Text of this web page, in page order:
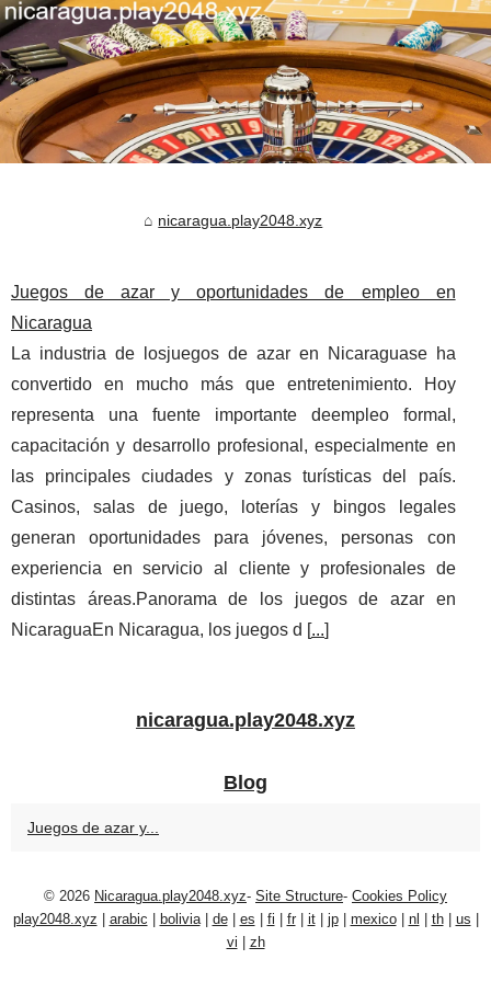
nicaragua.play2048.xyz
Juegos de azar y oportunidades de empleo en
Nicaragua
La industria de losjuegos de azar en Nicaraguase ha
convertido en mucho más que entretenimiento. Hoy
representa una fuente importante deempleo formal,
capacitación y desarrollo profesional, especialmente en
las principales ciudades y zonas turísticas del país.
Casinos, salas de juego, loterías y bingos legales
generan oportunidades para jóvenes, personas con
experiencia en servicio al cliente y profesionales de
distintas áreas.Panorama de los juegos de azar en
NicaraguaEn Nicaragua, los juegos d [...]
nicaragua.play2048.xyz
Blog
Juegos de azar y...
© 2026 Nicaragua.play2048.xyz- Site Structure- Cookies Policy
play2048.xyz
arabic bolivia| de| es fi fr| it| jp| mexico| nl th| us
vi
zh